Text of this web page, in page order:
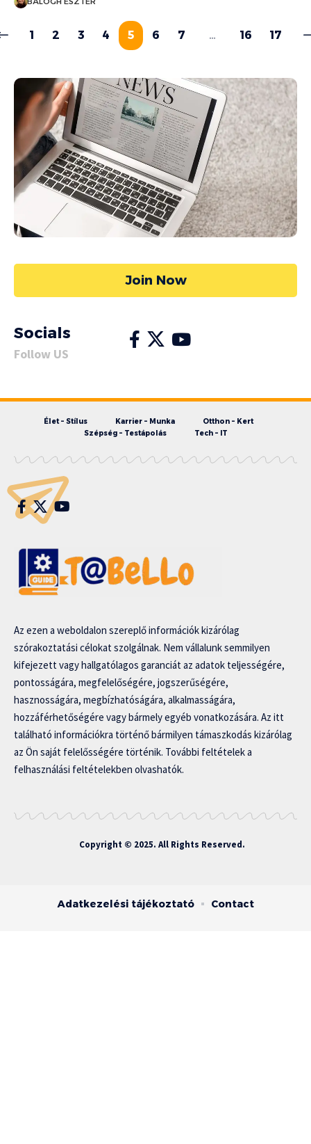
1 2 3 4 5 6 7 … 16 17
Join Now
Socials
Follow US
Élet – Stílus Karrier – Munka
Otthon – Kert
Szépség – Testápolás
Tech – IT
Az ezen a weboldalon szereplő információk kizárólag
szórakoztatási célokat szolgálnak. Nem vállalunk semmilyen
kifejezett vagy hallgatólagos garanciát az adatok teljességére,
pontosságára, megfelelőségére, jogszerűségére,
hasznosságára, megbízhatóságára, alkalmasságára,
hozzáférhetőségére vagy bármely egyéb vonatkozására. Az itt
található információkra történő bármilyen támaszkodás kizárólag
az Ön saját felelősségére történik. További feltételek a
felhasználási feltételekben olvashatók.
Copyright © 2025. All Rights Reserved.
Adatkezelési tájékoztató Contact